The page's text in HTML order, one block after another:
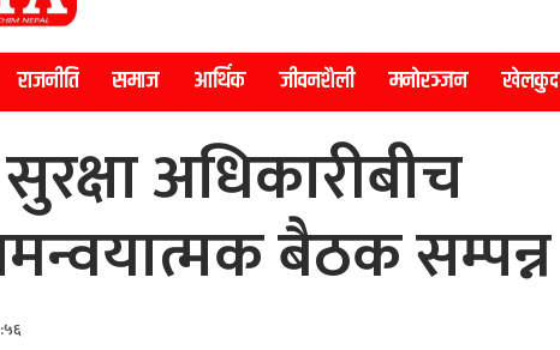
राजनीति समाज आर्थिक जीवनशैली मनाेरञ्जन खेलकुद
अधिकारीबीच
बैठक सम्पन्न